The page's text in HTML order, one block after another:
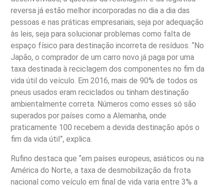
reversa já estão melhor incorporadas no dia a dia das
pessoas e nas práticas empresariais, seja por adequação
às leis, seja para solucionar problemas como falta de
espaço físico para destinação incorreta de resíduos. “No
Japão, o comprador de um carro novo já paga por uma
taxa destinada à reciclagem dos componentes no fim da
vida útil do veículo. Em 2016, mais de 90% de todos os
pneus usados eram reciclados ou tinham destinação
ambientalmente correta. Números como esses só são
superados por países como a Alemanha, onde
praticamente 100 recebem a devida destinação após o
fim da vida útil”, explica.
Rufino destaca que “em países europeus, asiáticos ou na
América do Norte, a taxa de desmobilização da frota
nacional como veículo em final de vida varia entre 3% a